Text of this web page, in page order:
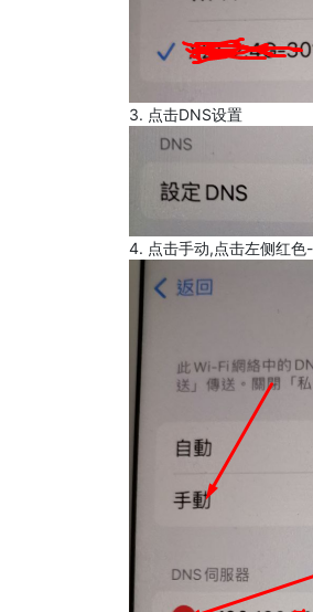
3. 点击DNS设置
4. 点击手动,点击左侧红